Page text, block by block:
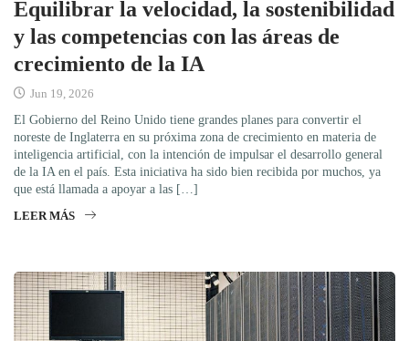
Equilibrar la velocidad, la sostenibilidad
y las competencias con las áreas de
crecimiento de la IA
Jun 19, 2026
El Gobierno del Reino Unido tiene grandes planes para convertir el
noreste de Inglaterra en su próxima zona de crecimiento en materia de
inteligencia artificial, con la intención de impulsar el desarrollo general
de la IA en el país. Esta iniciativa ha sido bien recibida por muchos, ya
que está llamada a apoyar a las […]
LEER MÁS